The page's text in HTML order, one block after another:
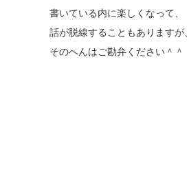
書いている内に楽しくなって、
話が脱線することもありますが、
そのへんはご勘弁ください＾＾